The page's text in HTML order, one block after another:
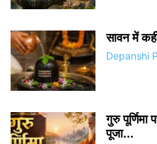
सावन में
Depanshi
गुरु
पूजा...